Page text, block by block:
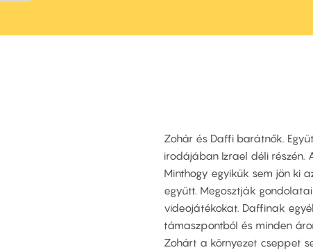
Zohár és Daffi barátnők.
irodájában Izrael déli részén.
Minthogy egyikük sem jön ki
együtt. Megosztják
videojátékokat. Daffinak
támaszpontból és minden
Zohárt a környezet cseppet